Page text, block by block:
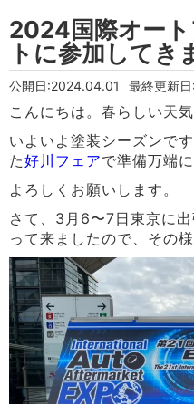
2024国際オー
トに参加してき
公開日:2024.04.01 最終更新
こんにちは。春らしい天
いよいよ塗装シーズンで
た好川フェアで準備万端
よろしくお願いします。
さて、3月6〜7日東京に
って来ましたので、その